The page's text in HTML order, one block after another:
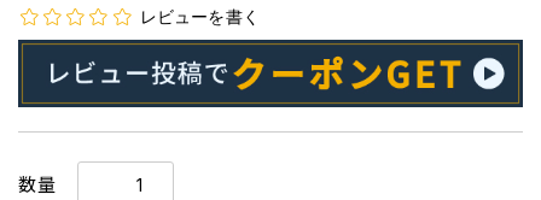
レビューを書く
数量